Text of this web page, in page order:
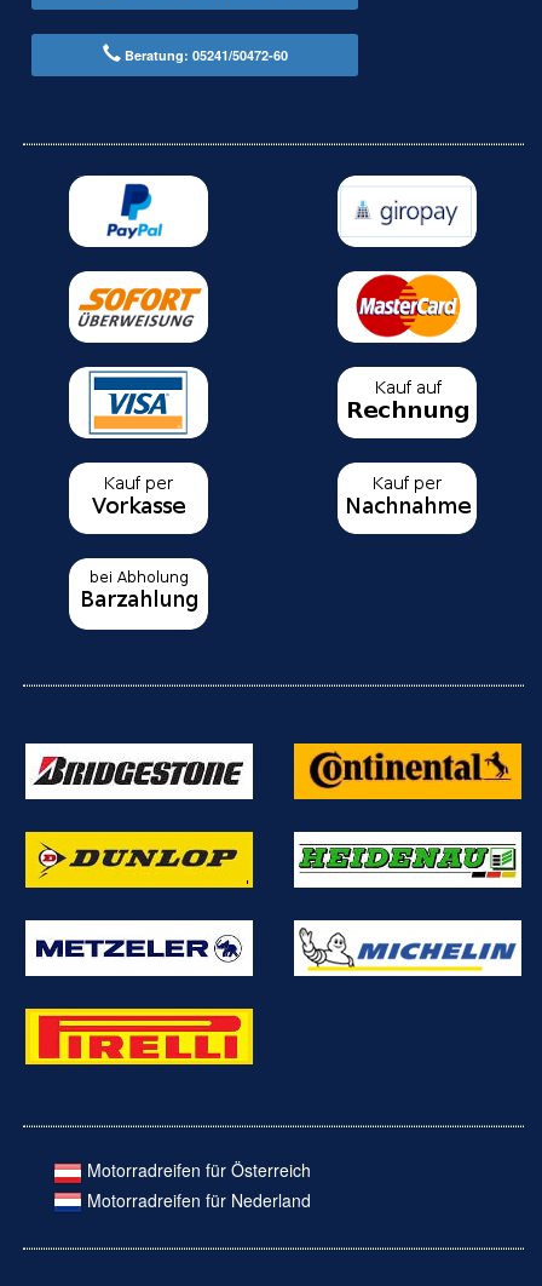
Beratung: 05241/50472-60
Motorradreifen für Österreich
Motorradreifen für Nederland